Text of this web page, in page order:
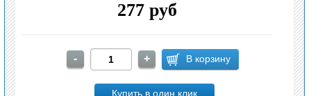
277 руб